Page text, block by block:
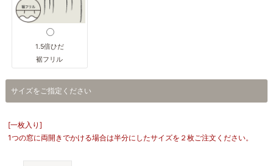
1.5倍ひだ
裾フリル
サイズをご指定ください
[一枚入り]
1つの窓に両開きでかける場合は半分にしたサイズを２枚ご注文ください。